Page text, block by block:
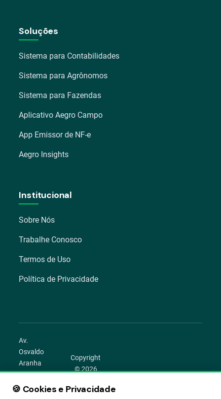
Soluções
Sistema para Contabilidades
Sistema para Agrônomos
Sistema para Fazendas
Aplicativo Aegro Campo
App Emissor de NF-e
Aegro Insights
Institucional
Sobre Nós
Trabalhe Conosco
Termos de Uso
Política de Privacidade
Av.
Osvaldo
Aranha
1022 –
Bom
Copyright
© 2026
Todos os
🍪 Cookies e Privacidade